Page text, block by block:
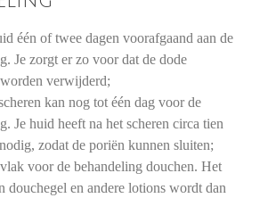
één of twee dagen voorafgaand aan de
Je zorgt er zo voor dat de dode
verwijderd;
kan nog tot één dag voor de
Je huid heeft na het scheren circa tien
zodat de poriën kunnen sluiten;
voor de behandeling douchen. Het
douchegel en andere lotions wordt dan